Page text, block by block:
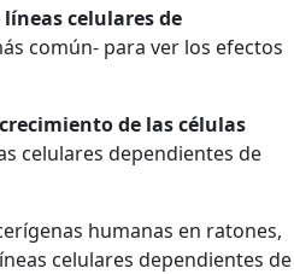
celulares de
común- para ver los efectos
de las células
celulares dependientes de
humanas en ratones,
celulares dependientes de